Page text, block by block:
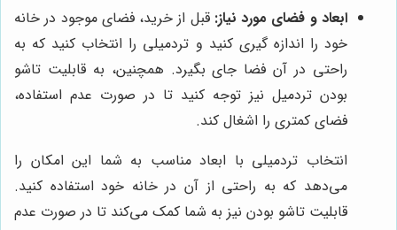
ابعاد و فضای مورد نیاز: قبل از خرید، فضای موجود در خانه
خود را اندازه گیری کنید و تردمیلی را انتخاب کنید که به
راحتی در آن فضا جای بگیرد. همچنین، به قابلیت تاشو
بودن تردمیل نیز توجه کنید تا در صورت عدم استفاده،
فضای کمتری را اشغال کند.
انتخاب تردمیلی با ابعاد مناسب به شما این امکان را
می‌دهد که به راحتی از آن در خانه خود استفاده کنید.
قابلیت تاشو بودن نیز به شما کمک می‌کند تا در صورت عدم